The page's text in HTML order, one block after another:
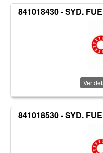
841018430 - SYD.
Ver
841018530 - SYD.